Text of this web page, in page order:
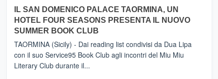
da
Neos
PIEDIMONTE
ETNEO
–
Meta
turistica
privilegiata
secondo
IL SAN DOMENICO PALACE TAORMINA, UN
HOTEL FOUR SEASONS PRESENTA IL NUOVO
SUMMER BOOK CLUB
TAORMINA (Sicily) - Dai reading list condivisi da Dua Lipa
con il suo Service95 Book Club agli incontri del Miu Miu
Literary Club durante il...